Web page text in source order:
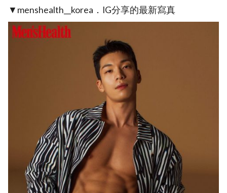
▼menshealth__korea．IG分享的最新寫真